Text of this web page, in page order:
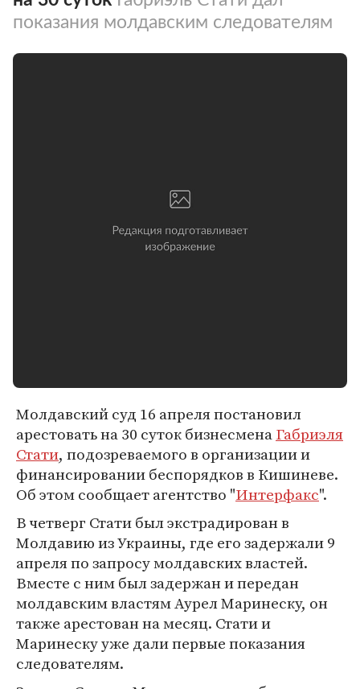
показания молдавским следователям
Молдавский суд 16 апреля постановил
арестовать на 30 суток бизнесменаГабриэля
Стати, подозреваемого в организации и
финансировании беспорядков в Кишиневе.
Об этом сообщает агентство "Интерфакс".
В четверг Стати был экстрадирован в
Молдавию из Украины, где его задержали 9
апреля по запросу молдавских властей.
Вместе с ним был задержан и передан
молдавским властям Аурел Маринеску, он
также арестован на месяц. Стати и
Маринеску уже дали первые показания
следователям.